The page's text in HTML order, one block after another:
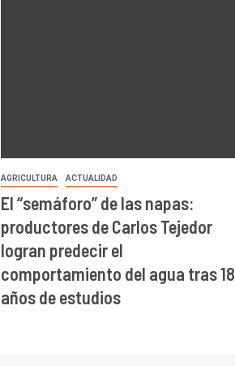
AGRICULTURA ACTUALIDAD
El “semáforo” de las napas:
productores de Carlos Tejedor
logran predecir el
comportamiento del agua tras 18
años de estudios